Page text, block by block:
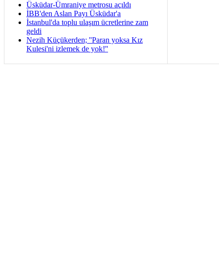
Üsküdar-Ümraniye metrosu açıldı
İBB'den Aslan Payı Üsküdar'a
İstanbul'da toplu ulaşım ücretlerine zam
geldi
Nezih Küçükerden; ''Paran yoksa Kız
Kulesi'ni izlemek de yok!''